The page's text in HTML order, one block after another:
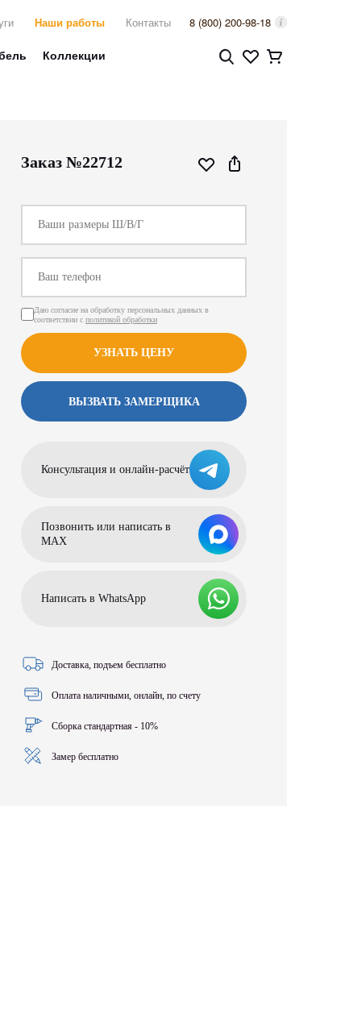
Наши работы Контакты 8 (800) 200-98-18
Коллекции
Заказ №22712
Даю согласие на обработку персональных данных в
соответствии с политикой обработки
УЗНАТЬ ЦЕНУ
ВЫЗВАТЬ ЗАМЕРЩИКА
Консультация и онлайн-расчёт
Позвонить или написать в
МАХ
Написать в WhatsApp
Доставка, подъем бесплатно
Оплата наличными, онлайн, по счету
Сборка стандартная - 10%
Замер бесплатно